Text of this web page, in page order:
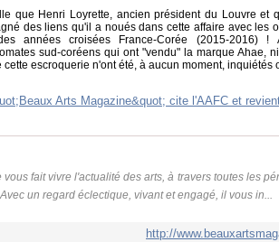
que Henri Loyrette, ancien président du Louvre et
des liens qu'il a noués dans cette affaire avec les
années croisées France-Corée (2015-2016) !
sud-coréens qui ont "vendu" la marque Ahae,
escroquerie n'ont été, à aucun moment, inquiétés
vous fait vivre l'actualité des arts, à travers toutes les
un regard éclectique, vivant et engagé, il vous in...
http://